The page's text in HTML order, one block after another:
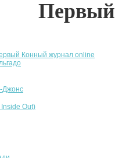
Первый
Джонс
Out)